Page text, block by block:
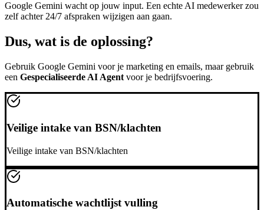
Google Gemini wacht op jouw input. Een echte AI medewerker zou
zelf achter24/7 afspraken wijzigen aan gaan.
Dus, wat is de oplossing?
Gebruik Google Gemini voor je marketing en emails, maar gebruik
een Gespecialiseerde AI Agent voor je bedrijfsvoering.
Veilige intake van BSN/klachten
Veilige intake van BSN/klachten
Automatische wachtlijst vulling